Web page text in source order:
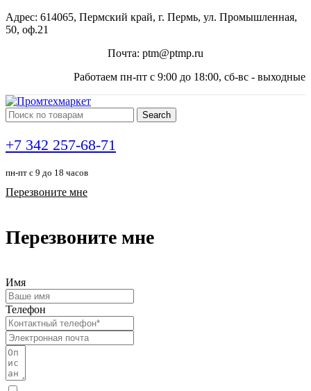
Адрес: 614065, Пермский край, г. Пермь, ул. Промышленная,
50, оф.21
Почта: ptm@ptmp.ru
Работаем пн-пт с 9:00 до 18:00, сб-вс - выходные
Search
+7 342 257-68-71
пн-пт с 9 до 18 часов
Перезвоните мне
Перезвоните мне
Имя
Телефон